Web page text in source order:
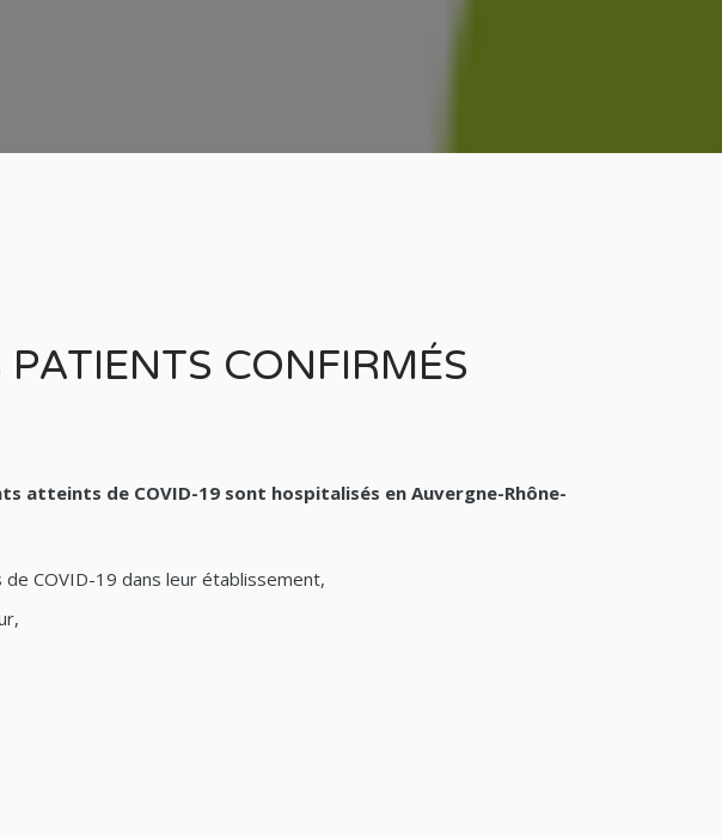
CONFIRMÉS
atteints de COVID-19 sont hospitalisés en Auvergne-Rhône-
de COVID-19 dans leur établissement,